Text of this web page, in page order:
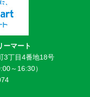
マート
丁目4番地18号
～16:30）